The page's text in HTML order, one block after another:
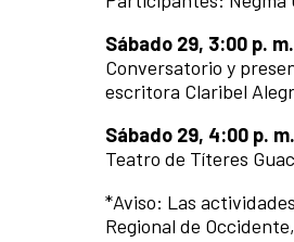
Sábado 29, 3:00 p.
Conversatorio y
escritora Claribel
Sábado 29, 4:00 p.
Teatro de Títeres
*Aviso: Las
Regional de